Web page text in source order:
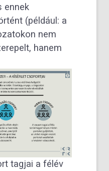
ennek
(például: a
nem
hanem
tagjai a félév